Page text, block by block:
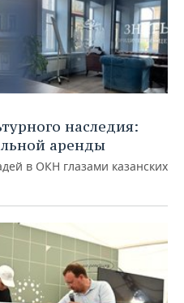
наследия:
аренды
в ОКН глазами казанских